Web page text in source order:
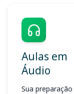
Aulas em
Áudio
Sua preparação